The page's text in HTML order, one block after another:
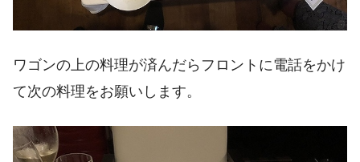
ワゴンの上の料理が済んだらフロントに電話をかけ
て次の料理をお願いします。